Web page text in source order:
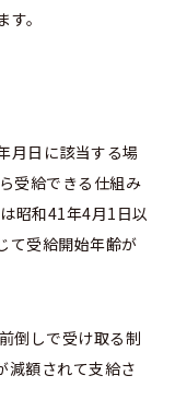
。
月日に該当する場
受給できる仕組み
昭和41年4月1日以
て受給開始年齢が
倒しで受け取る制
減額されて支給さ